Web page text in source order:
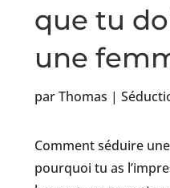
que tu
une
par Thomas |
Comment séduire
pourquoi tu as